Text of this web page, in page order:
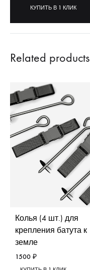
КУПИТЬ В 1 КЛИК
Related products
Колья (4 шт.) для
крепления батута к
земле
1500 ₽